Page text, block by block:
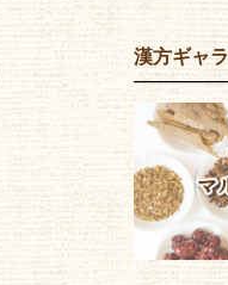
漢方ギャ